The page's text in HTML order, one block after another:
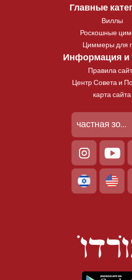
Главные
Виллы
Роскошные
Циммеры для
Информация и
Правила
Центр Совета и
карта сайта
частная зона